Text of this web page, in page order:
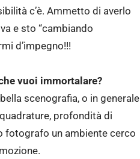
c’è. Ammetto di averlo
e sto “cambiando
d’impegno!!!
vuoi immortalare?
scenografia, o in generale
profondità di
fotografo un ambiente cerco